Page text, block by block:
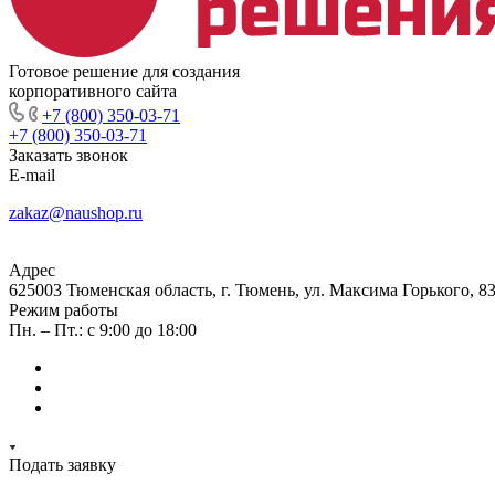
Готовое решение для создания
корпоративного сайта
+7 (800) 350-03-71
+7 (800) 350-03-71
Заказать звонок
E-mail
zakaz@naushop.ru
Адрес
625003 Тюменская область, г. Тюмень, ул. Максима Горького,
Режим работы
Пн. – Пт.: с 9:00 до 18:00
Подать заявку